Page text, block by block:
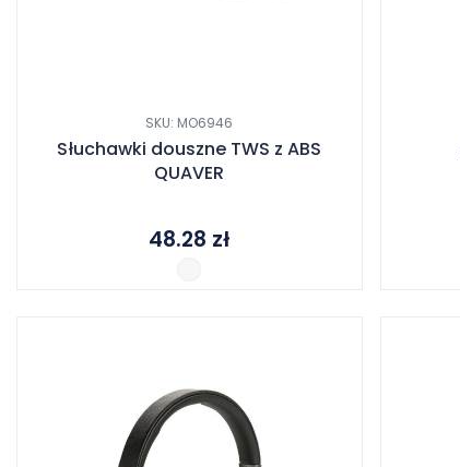
SKU: MO6946
Słuchawki douszne TWS z ABS
QUAVER
48.28 zł